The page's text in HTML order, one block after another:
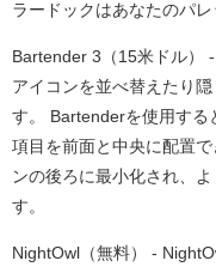
ラードックはあなたのパ
Bartender 3（15米ドル）
アイコンを並べ替えたり
す。 Bartenderを使用する
項目を前面と中央に配置
ンの後ろに最小化され、
す。
NightOwl（無料） -